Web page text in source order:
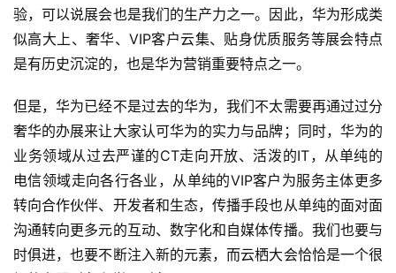
验，可以说展会也是我们的生产力之一。因此，华为形成类
似高大上、奢华、VIP客户云集、贴身优质服务等展会特点
是有历史沉淀的，也是华为营销重要特点之一。
但是，华为已经不是过去的华为，我们不太需要再通过过分
奢华的办展来让大家认可华为的实力与品牌；同时，华为的
业务领域从过去严谨的CT走向开放、活泼的IT，从单纯的
电信领域走向各行各业，从单纯的VIP客户为服务主体更多
转向合作伙伴、开发者和生态，传播手段也从单纯的面对面
沟通转向更多元的互动、数字化和自媒体传播。我们也要与
时俱进，也要不断注入新的元素，而云栖大会恰恰是一个很